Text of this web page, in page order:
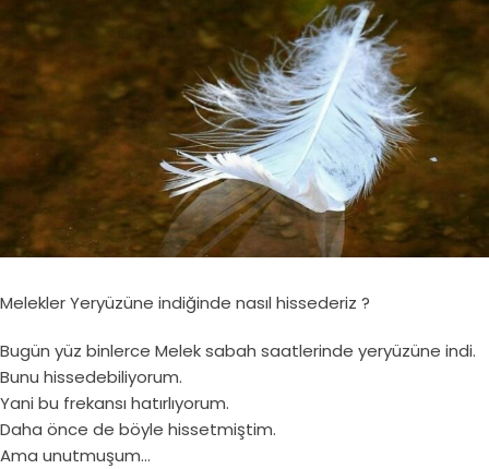
Melekler Yeryüzüne indiğinde nasıl hissederiz ?
Bugün yüz binlerce Melek sabah saatlerinde yeryüzüne indi.
Bunu hissedebiliyorum.
Yani bu frekansı hatırlıyorum.
Daha önce de böyle hissetmiştim.
Ama unutmuşum…